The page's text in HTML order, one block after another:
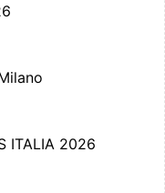
ITALIA 2026